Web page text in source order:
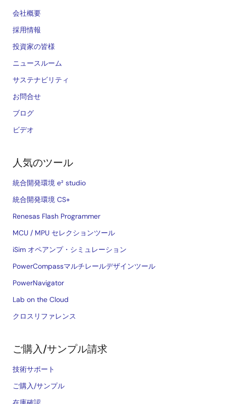
会社概要
採用情報
投資家の皆様
ニュースルーム
サステナビリティ
お問合せ
ブログ
ビデオ
人気のツール
統合開発環境 e² studio
統合開発環境 CS+
Renesas Flash Programmer
MCU / MPU セレクションツール
iSim オペアンプ・シミュレーション
PowerCompassマルチレールデザインツール
PowerNavigator
Lab on the Cloud
クロスリファレンス
ご購入/サンプル請求
技術サポート
ご購入/サンプル